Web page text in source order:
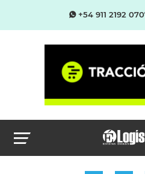
+54 911 2192